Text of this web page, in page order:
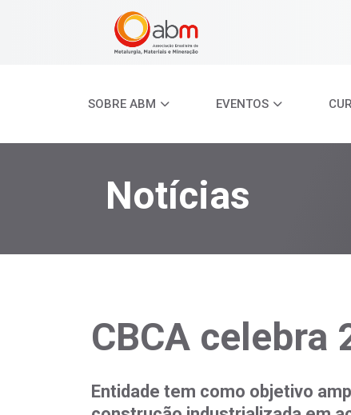
SOBRE ABM EVENTOS
Notícias
CBCA celebra
Entidade tem como objetivo